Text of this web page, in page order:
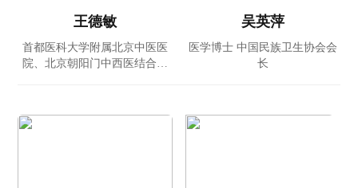
王德敏
首都医科大学附属北京中医医
院、北京朝阳门中西医结合医
吴英萍
医学博士 中国民族卫生协会会
长